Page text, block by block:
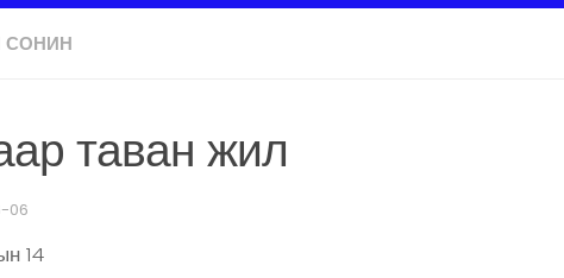
СОНИН
таван жил
06
14